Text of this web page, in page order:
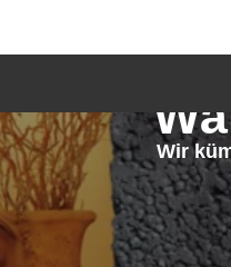
Wir